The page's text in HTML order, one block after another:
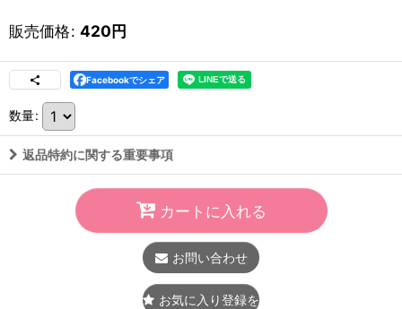
販売価格: 420円
Facebookでシェア
数量:
返品特約に関する重要事項
カートに入れる
お問い合わせ
お気に入り登録をする